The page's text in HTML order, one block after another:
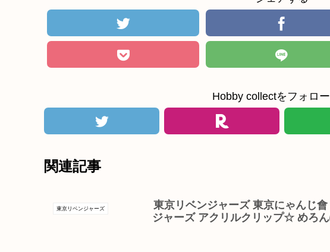
Hobby collectをフォロ
関連記事
東京リベンジャーズ
東京リベンジャーズ 東京にゃんじ
ジャーズ アクリルクリップ☆ めろ